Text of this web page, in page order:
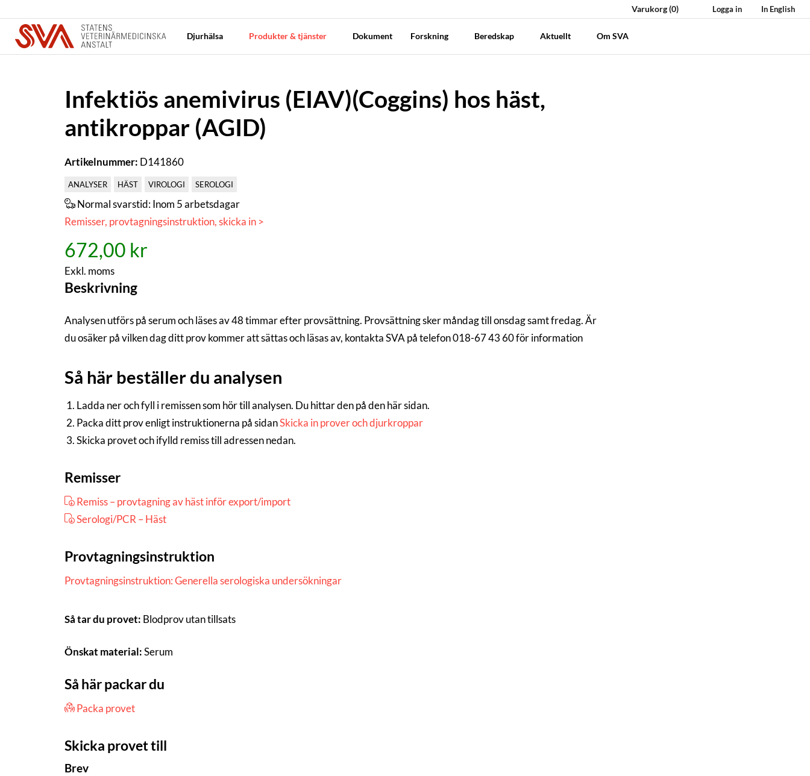
Varukorg(0) Logga in In English
Djurhälsa Produkter & tjänster Dokument Forskning Beredskap Aktuellt Om SVA
Infektiös anemivirus (EIAV)(Coggins) hos häst,
antikroppar (AGID)
Artikelnummer: D141860
ANALYSER HÄST VIROLOGI SEROLOGI
Normal svarstid:Inom 5 arbetsdagar
Remisser, provtagningsinstruktion, skicka in >
672,00 kr
Exkl. moms
Beskrivning
Analysen utförs på serum och läses av 48 timmar efter provsättning. Provsättning sker måndag till onsdag samt fredag. Är
du osäker på vilken dag ditt prov kommer att sättas och läsas av, kontakta SVA på telefon 018-67 43 60 för information
Så här beställer du analysen
Ladda ner och fyll i remissen som hör till analysen. Du hittar den på den här sidan.
Packa ditt prov enligt instruktionerna på sidanSkicka in prover och djurkroppar
Skicka provet och ifylld remiss till adressen nedan.
Remisser
Remiss – provtagning av häst inför export/import
Serologi/PCR – Häst
Provtagningsinstruktion
Provtagningsinstruktion: Generella serologiska undersökningar
Så tar du provet: Blodprov utan tillsats
Önskat material:Serum
Så här packar du
Packa provet
Skicka provet till
Brev